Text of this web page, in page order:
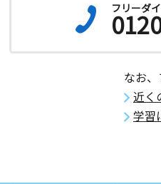
フリーダ
なお
近く
学習